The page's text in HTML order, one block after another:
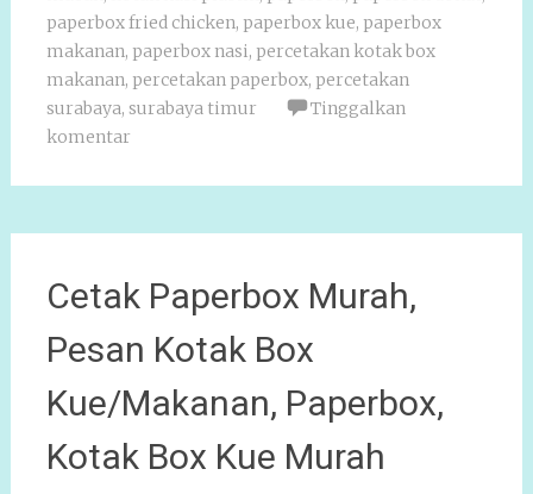
paperbox fried chicken, paperbox kue, paperbox
makanan, paperbox nasi, percetakan kotak box
makanan, percetakan paperbox, percetakan
surabaya, surabaya timur
Tinggalkan
komentar
Cetak Paperbox Murah,
Pesan Kotak Box
Kue/Makanan, Paperbox,
Kotak Box Kue Murah